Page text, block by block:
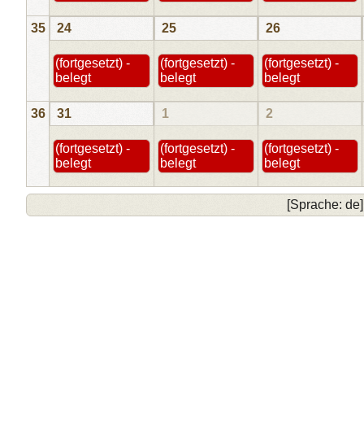
35 24
(fortgesetzt) -
belegt
25
(fortgesetzt) -
belegt
26
(fortgesetzt) -
belegt
36 31
(fortgesetzt) -
belegt
1
(fortgesetzt) -
belegt
2
(fortgesetzt) -
belegt
[Sprache: